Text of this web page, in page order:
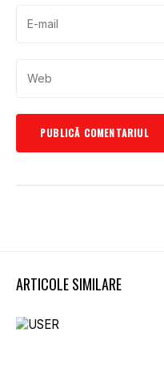
ARTICOLE SIMILARE